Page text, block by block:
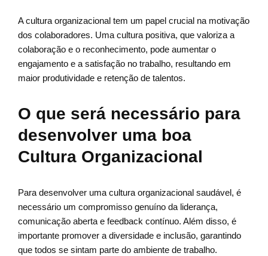
A cultura organizacional tem um papel crucial na motivação
dos colaboradores. Uma cultura positiva, que valoriza a
colaboração e o reconhecimento, pode aumentar o
engajamento e a satisfação no trabalho, resultando em
maior produtividade e retenção de talentos.
O que será necessário para
desenvolver uma boa
Cultura Organizacional
Para desenvolver uma cultura organizacional saudável, é
necessário um compromisso genuíno da liderança,
comunicação aberta e feedback contínuo. Além disso, é
importante promover a diversidade e inclusão, garantindo
que todos se sintam parte do ambiente de trabalho.